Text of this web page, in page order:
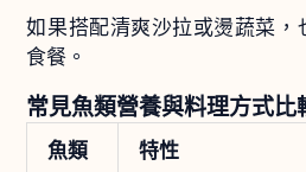
如果搭配清爽沙拉或燙蔬菜，
食餐。
常見魚類營養與料理方式比
魚類 特性